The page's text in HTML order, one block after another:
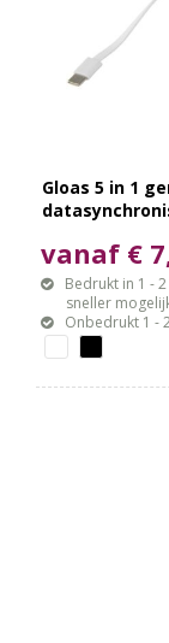
Gloas 5 in 1
vanaf €
Bedrukt in 1 -
sneller
Onbedrukt 1 -